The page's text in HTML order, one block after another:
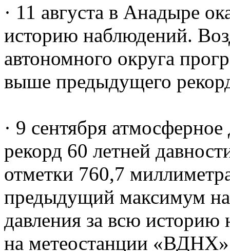
· 11 августа в Анадыре
историю наблюдений.
автономного округа
выше предыдущего
· 9 сентября
рекорд 60 летней
отметки 760,7
предыдущий максимум
давления за всю
на метеостанции «ВДНХ»